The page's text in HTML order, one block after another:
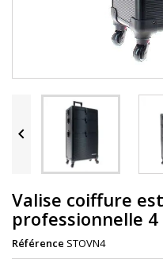

Valise coiffure
professionnelle
Référence STOVN4